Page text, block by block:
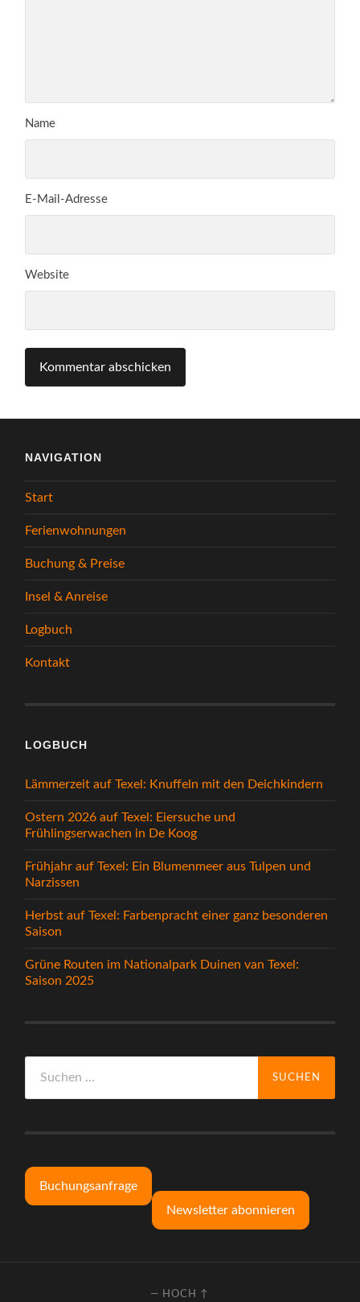
Name
E-Mail-Adresse
Website
NAVIGATION
Start
Ferienwohnungen
Buchung & Preise
Insel & Anreise
Logbuch
Kontakt
LOGBUCH
Lämmerzeit auf Texel: Knuffeln mit den Deichkindern
Ostern 2026 auf Texel: Eiersuche und
Frühlingserwachen in De Koog
Frühjahr auf Texel: Ein Blumenmeer aus Tulpen und
Narzissen
Herbst auf Texel: Farbenpracht einer ganz besonderen
Saison
Grüne Routen im Nationalpark Duinen van Texel:
Saison 2025
nach:
Buchungsanfrage
Newsletter abonnieren
— HOCH ↑